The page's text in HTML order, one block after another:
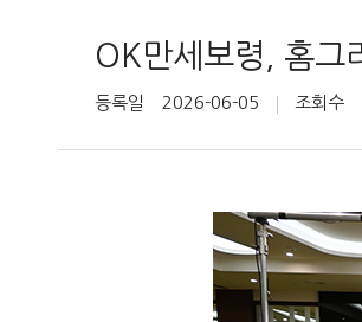
OK만세보령, 홈그
등록일 2026-06-05 조회수